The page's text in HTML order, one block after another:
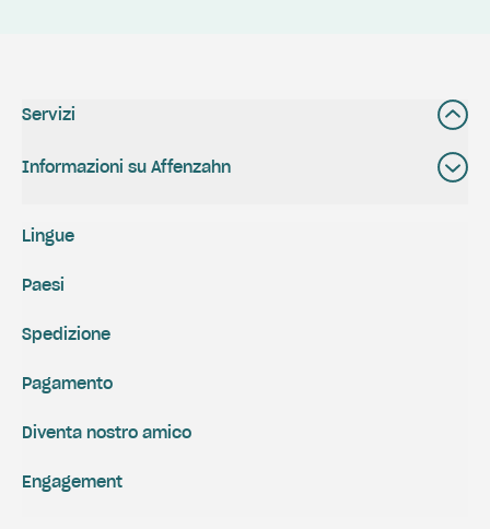
Servizi
Informazioni su Affenzahn
Spedizione
Pagamento
Engagement
Diventa nostro amico
Lingue
Paesi